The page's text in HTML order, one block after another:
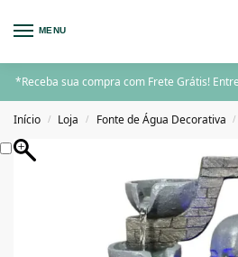
MENU
*Receba sua compra com Frete Grátis!
Início / Loja / Fonte de Água Decorativa /